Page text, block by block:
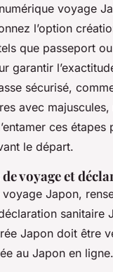
voyage
l’option
que passeport
garantir
sécurisé,
avec
ces
le départ.
voyage et
Japon,
sanitaire
Japon doit être
au Japon en ligne.